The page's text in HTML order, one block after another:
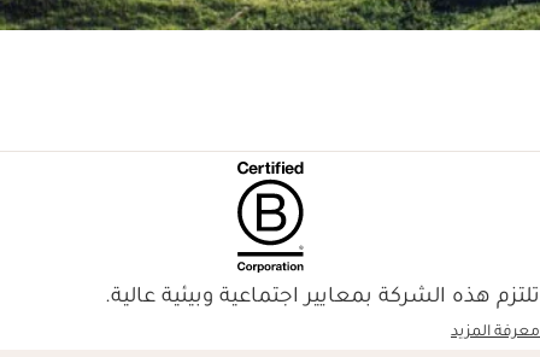
تلتزم هذه الشركة بمعايير اجتماعية وبيئية عالية.
معرفة المزيد